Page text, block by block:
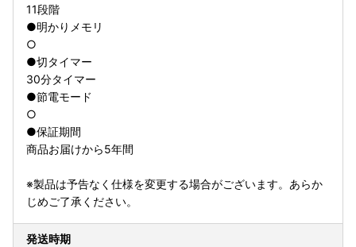
11段階
●明かりメモリ
○
●切タイマー
30分タイマー
●節電モード
○
●保証期間
商品お届けから5年間
※製品は予告なく仕様を変更する場合がございます。あらか
じめご了承ください。
発送時期